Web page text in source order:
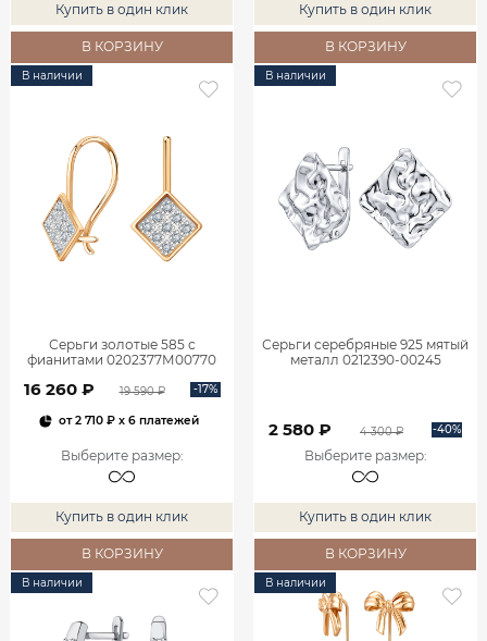
Купить в один клик
В КОРЗИНУ
Купить в один клик
В КОРЗИНУ
В наличии
Серьги золотые 585 с
фианитами 0202377М00770
16 260 ₽ 19 590 ₽ -17%
от2 710 ₽x 6 платежей
Выберите размер:
Купить в один клик
В КОРЗИНУ
В наличии
Серьги серебряные 925 мятый
металл 0212390-00245
2 580 ₽ 4 300 ₽ -40%
Выберите размер:
Купить в один клик
В КОРЗИНУ
В наличии В наличии